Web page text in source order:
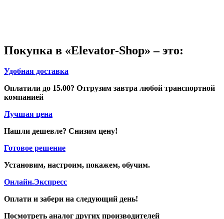
Покупка в «Elevator-Shop» – это:
Удобная доставка
Оплатили до 15.00? Отгрузим завтра любой транспортной
компанией
Лучшая цена
Нашли дешевле? Снизим цену!
Готовое решение
Установим, настроим, покажем, обучим.
Онлайн.Экспресс
Оплати и забери на следующий день!
Посмотреть аналог других производителей